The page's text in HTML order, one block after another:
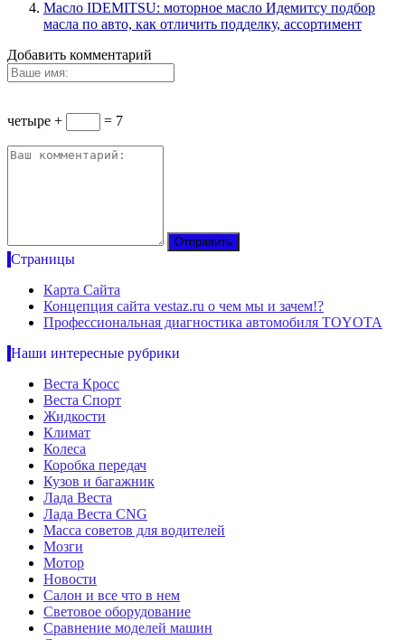
Масло IDEMITSU: моторное масло Идемитсу подбор
масла по авто, как отличить подделку, ассортимент
Добавить комментарий
четыре + = 7
Страницы
Карта Сайта
Концепция сайта vestaz.ru о чем мы и зачем!?
Профессиональная диагностика автомобиля TOYOTA
Наши интересные рубрики
Веста Кросс
Веста Спорт
Жидкости
Климат
Колеса
Коробка передач
Кузов и багажник
Лада Веста
Лада Веста CNG
Масса советов для водителей
Мозги
Мотор
Новости
Салон и все что в нем
Световое оборудование
Сравнение моделей машин